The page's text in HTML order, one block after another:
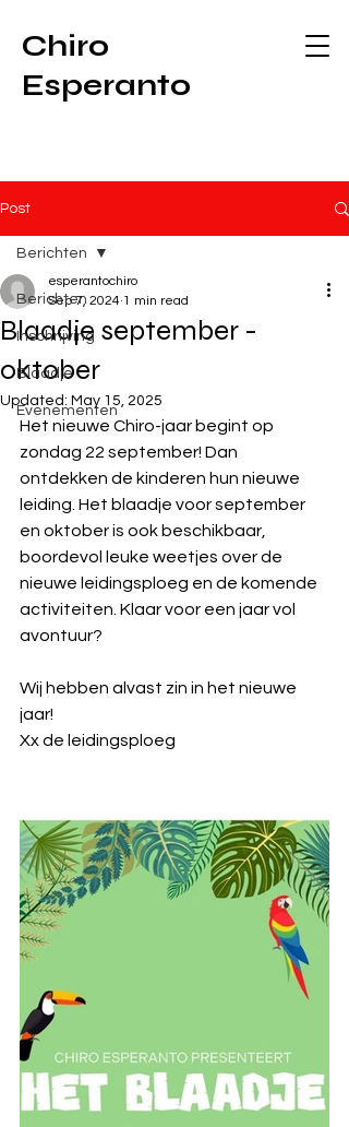
Chiro
Esperanto
Post
Berichten
Inschrijving
Blaadje
Evenementen
Berichten
Blaadje september -
oktober
esperantochiro
Sep 7, 2024 1 min read
Updated: May 15, 2025
Het nieuwe Chiro-jaar begint op
zondag 22 september! Dan
ontdekken de kinderen hun nieuwe
leiding. Het blaadje voor september
en oktober is ook beschikbaar,
boordevol leuke weetjes over de
nieuwe leidingsploeg en de komende
activiteiten. Klaar voor een jaar vol
avontuur?
Wij hebben alvast zin in het nieuwe
jaar!
Xx de leidingsploeg